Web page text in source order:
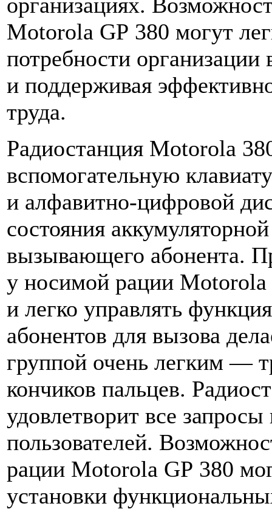
Motorola GP 380 могут
потребности организации
и поддерживая
труда.
Радиостанция Motorola
вспомогательную
и алфавитно-цифровой
состояния
вызывающего абонента.
у носимой рации Motorola
и легко управлять
абонентов для вызова
группой очень легким —
кончиков пальцев.
удовлетворит все
пользователей.
рации Motorola GP 380
установки